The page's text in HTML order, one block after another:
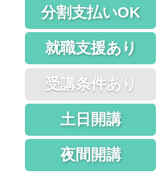
分割支払いOK
就職支援あり
受講条件あり
土日開講
夜間開講